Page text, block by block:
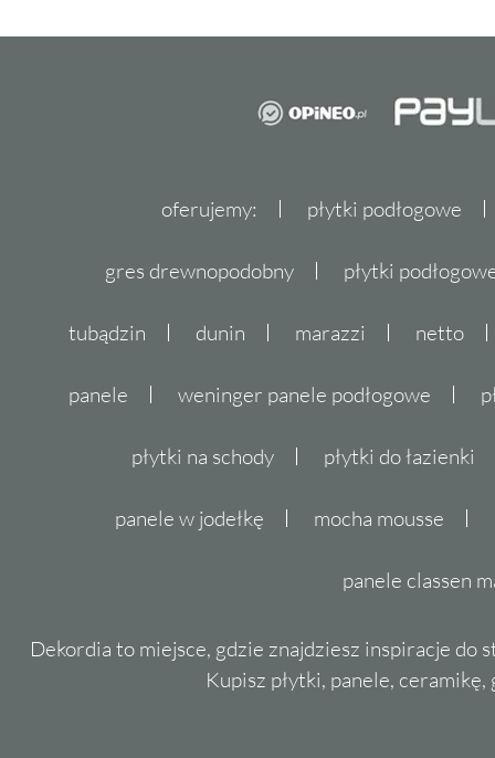
oferujemy: płytki podłogowe
gres drewnopodobny płytki
tubądzin dunin marazzi netto
panele weninger panele podłogowe
płytki na schody płytki do łazienki
panele w jodełkę mocha mousse
panele classen
Dekordia to miejsce, gdzie znajdziesz inspiracje do
Kupisz płytki, panele,